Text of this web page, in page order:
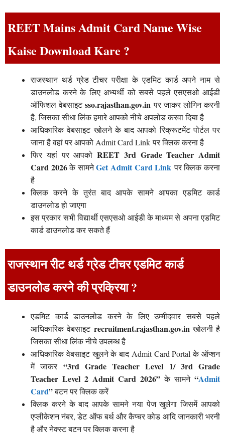
REET Mains Admit Card Name Wise
Kaise Download Kare ?
राजस्थान थर्ड ग्रेड टीचर परीक्षा के एडमिट कार्ड अपने नाम से
डाउनलोड करने के लिए अभ्यर्थी को सबसे पहले एसएसओ आईडी
ऑफिशल वेबसाइटsso.rajasthan.gov.in पर जाकर लोगिन करनी
है, जिसका सीधा लिंक हमारे आपको नीचे अपलोड करवा दिया है
आधिकारिक वेबसाइट खोलने के बाद आपको रिक्रूटमेंट पोर्टल पर
जाना है वहां पर आपको Admit Card Link पर क्लिक करना है
फिर यहां पर आपको REET 3rd Grade Teacher Admit
Card 2026के सामनेGet Admit Card Link पर क्लिक करना
है
क्लिक करने के तुरंत बाद आपके सामने आपका एडमिट कार्ड
डाउनलोड हो जाएगा
इस प्रकार सभी विद्यार्थी एसएसओ आईडी के माध्यम से अपना एडमिट
कार्ड डाउनलोड कर सकते हैं
राजस्थान रीट थर्ड ग्रेड टीचर एडमिट कार्ड
डाउनलोड करने की प्रक्रिया ?
एडमिट कार्ड डाउनलोड करने के लिए उम्मीदवार सबसे पहले
आधिकारिक वेबसाइट recruitment.rajasthan.gov.inखोलनी है
जिसका सीधा लिंक नीचे उपलब्ध है
आधिकारिक वेबसाइट खुलने के बाद Admit Card Portal के ऑप्शन
में जाकर “3rd Grade Teacher Level 1/ 3rd Grade
Teacher Level 2 Admit Card 2026” के सामने “Admit
Card”बटन पर क्लिक करें
क्लिक करने के बाद आपके सामने नया पेज खुलेगा जिसमें आपको
एप्लीकेशन नंबर, डेट ऑफ बर्थ और कैप्चर कोड आदि जानकारी भरनी
है और नेक्स्ट बटन पर क्लिक करना है